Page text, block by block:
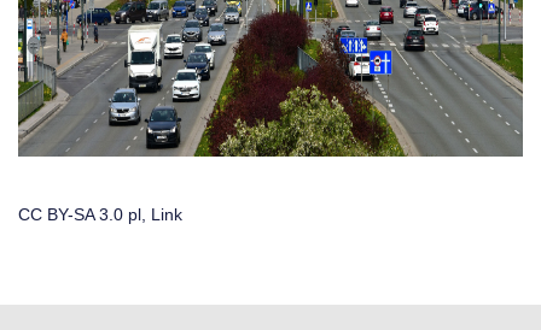
CC BY-SA 3.0 pl, Link